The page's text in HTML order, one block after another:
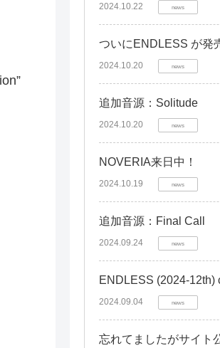
2024.10.22 news
ついにENDLESS が発
2024.10.20 news
追加音源：Solitude
2024.10.20 news
NOVERIA来日中！
2024.10.19 news
追加音源：Final Call
2024.09.24 news
ENDLESS (2024-12th)
2024.09.04 news
忘れてましたがサイト